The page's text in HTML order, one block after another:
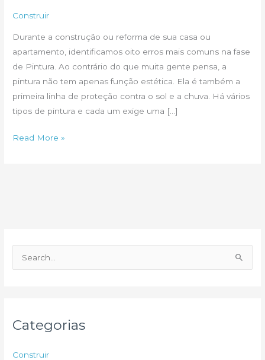
Construir
Durante a construção ou reforma de sua casa ou
apartamento, identificamos oito erros mais comuns na fase
de Pintura. Ao contrário do que muita gente pensa, a
pintura não tem apenas função estética. Ela é também a
primeira linha de proteção contra o sol e a chuva. Há vários
tipos de pintura e cada um exige uma […]
Oito
Read More »
e
Categorias
Construir